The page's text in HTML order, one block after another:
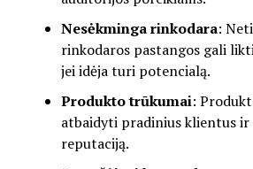
Nesėkminga rinkodara:
rinkodaros pastangos gali
jei idėja turi potencialą.
Produkto trūkumai:
atbaidyti pradinius klientus ir
reputaciją.